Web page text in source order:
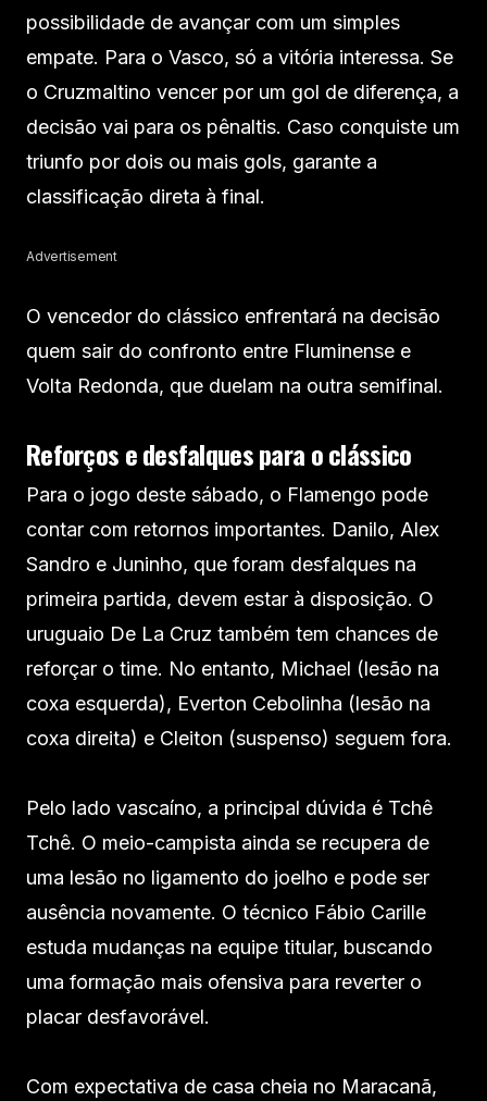
possibilidade de avançar com um simples
empate. Para o Vasco, só a vitória interessa. Se
o Cruzmaltino vencer por um gol de diferença, a
decisão vai para os pênaltis. Caso conquiste um
triunfo por dois ou mais gols, garante a
classificação direta à final.
Advertisement
O vencedor do clássico enfrentará na decisão
quem sair do confronto entre Fluminense e
Volta Redonda, que duelam na outra semifinal.
Reforços e desfalques para o clássico
Para o jogo deste sábado, o Flamengo pode
contar com retornos importantes. Danilo, Alex
Sandro e Juninho, que foram desfalques na
primeira partida, devem estar à disposição. O
uruguaio De La Cruz também tem chances de
reforçar o time. No entanto, Michael (lesão na
coxa esquerda), Everton Cebolinha (lesão na
coxa direita) e Cleiton (suspenso) seguem fora.
Pelo lado vascaíno, a principal dúvida é Tchê
Tchê. O meio-campista ainda se recupera de
uma lesão no ligamento do joelho e pode ser
ausência novamente. O técnico Fábio Carille
estuda mudanças na equipe titular, buscando
uma formação mais ofensiva para reverter o
placar desfavorável.
Com expectativa de casa cheia no Maracanã,